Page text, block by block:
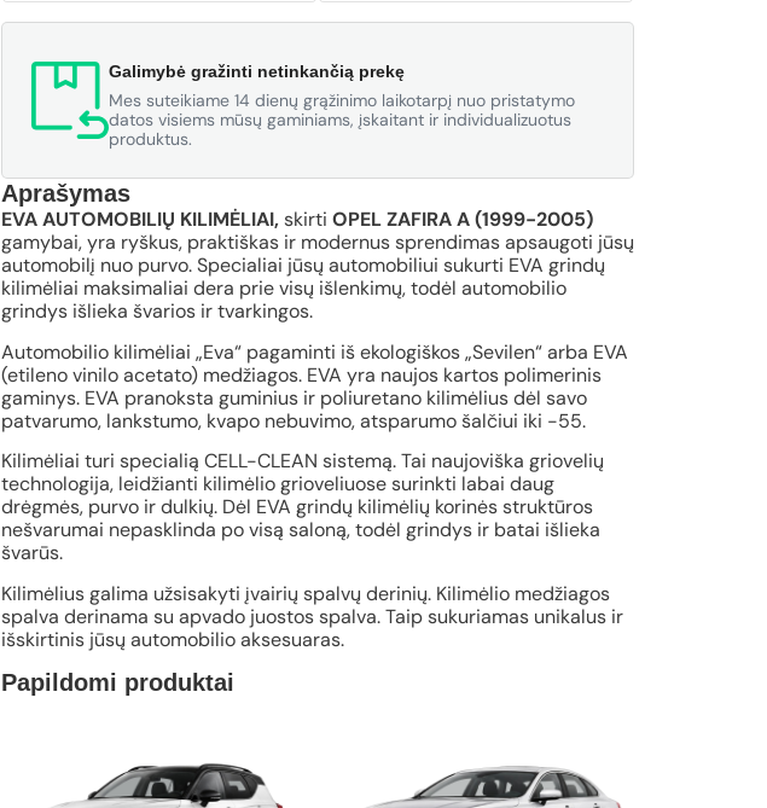
Galimybė gražinti netinkančią prekę
Mes suteikiame 14 dienų grąžinimo laikotarpį nuo pristatymo
datos visiems mūsų gaminiams, įskaitant ir individualizuotus
produktus.
Aprašymas
EVA AUTOMOBILIŲ KILIMĖLIAI, skirti OPEL ZAFIRA A (1999-2005)
gamybai, yra ryškus, praktiškas ir modernus sprendimas apsaugoti jūsų
automobilį nuo purvo. Specialiai jūsų automobiliui sukurti EVA grindų
kilimėliai maksimaliai dera prie visų išlenkimų, todėl automobilio
grindys išlieka švarios ir tvarkingos.
Automobilio kilimėliai „Eva“ pagaminti iš ekologiškos „Sevilen“ arba EVA
(etileno vinilo acetato) medžiagos. EVA yra naujos kartos polimerinis
gaminys. EVA pranoksta guminius ir poliuretano kilimėlius dėl savo
patvarumo, lankstumo, kvapo nebuvimo, atsparumo šalčiui iki -55.
Kilimėliai turi specialią CELL-CLEAN sistemą. Tai naujoviška griovelių
technologija, leidžianti kilimėlio grioveliuose surinkti labai daug
drėgmės, purvo ir dulkių. Dėl EVA grindų kilimėlių korinės struktūros
nešvarumai nepasklinda po visą saloną, todėl grindys ir batai išlieka
švarūs.
Kilimėlius galima užsisakyti įvairių spalvų derinių. Kilimėlio medžiagos
spalva derinama su apvado juostos spalva. Taip sukuriamas unikalus ir
išskirtinis jūsų automobilio aksesuaras.
Papildomi produktai